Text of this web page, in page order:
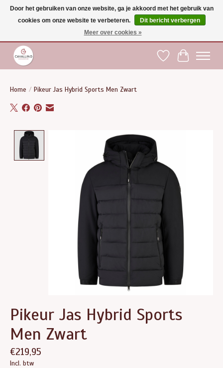
Gratis verzending vanaf €75 binnen BE - vanaf €100 naar EU | Voor 17:00 besteld is
dezelfde dag verzonden | Klantendienst: +32 (0)51 21 27 00 |
Verlanglijst
Home / Pikeur Jas Hybrid Sports Men Zwart
Product image slideshow Items
Pikeur Jas Hybrid Sports
Men Zwart
€219,95
Incl. btw
Door het gebruiken van onze website, ga je akkoord met het gebruik van
cookies om onze website te verbeteren.
Dit bericht verbergen
Meer over cookies »